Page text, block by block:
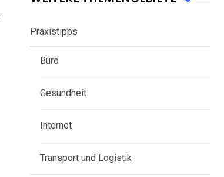
Praxistipps
Büro
Gesundheit
Internet
Transport und Logistik